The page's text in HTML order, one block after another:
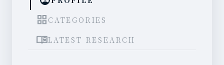
grid_view CATEGORIES
menu_bookLATEST RESEARCH